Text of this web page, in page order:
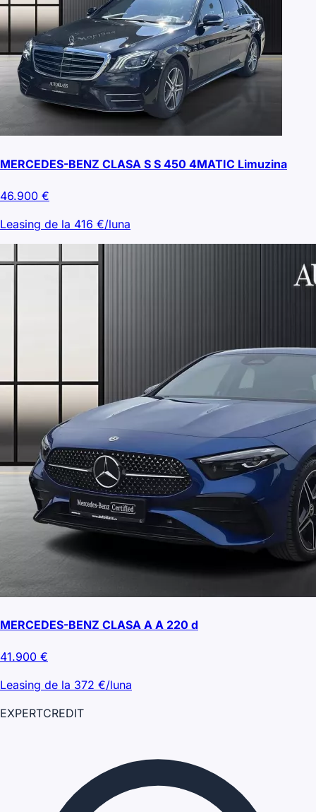
MERCEDES-BENZ CLASA S S 450 4MATIC Limuzina
46.900 €
Leasing de la 416 €/luna
MERCEDES-BENZ CLASA A A 220 d
41.900 €
Leasing de la 372 €/luna
EXPERTCREDIT